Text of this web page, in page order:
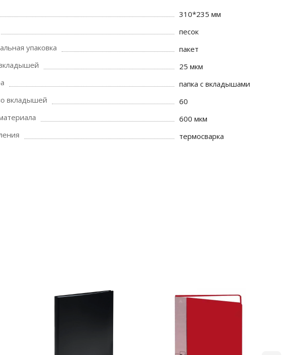
310*235 мм
песок
упаковка
пакет
25 мкм
папка с вкладышами
вкладышей
60
600 мкм
термосварка